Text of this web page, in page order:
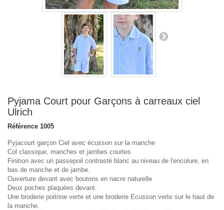
Pyjama Court pour Garçons à carreaux ciel
Ulrich
Référence 1005
Pyjacourt garçon Ciel avec écusson sur la manche
Col classique, manches et jambes courtes
Finition avec un passepoil contrasté blanc au niveau de l'encolure, en
bas de manche et de jambe.
Ouverture devant avec boutons en nacre naturelle
Deux poches plaquées devant.
Une broderie poitrine verte et une broderie Ecusson verte sur le haut de
la manche.